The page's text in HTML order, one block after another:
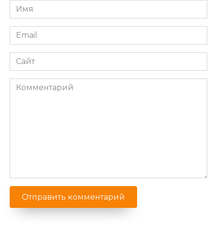
Имя
*
Email
*
Сайт
Комментарий